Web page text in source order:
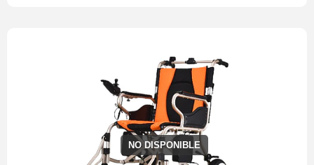
NO DISPONIBLE